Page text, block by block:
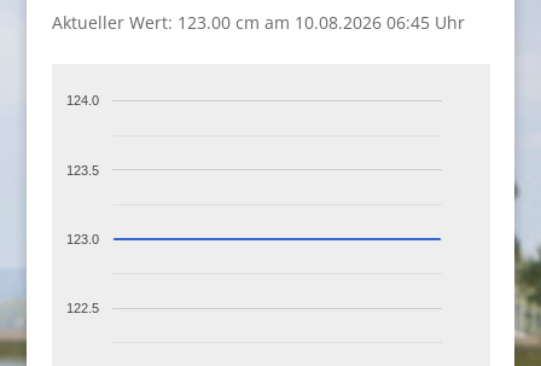
Aktueller Wert: 123.00 cm am 10.08.2026 06:45 Uhr
122.5
123.0
123.5
124.0